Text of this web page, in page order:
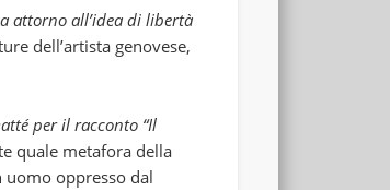
attorno all’idea di libertà
dell’artista genovese,
per il racconto “Il
quale metafora della
uomo oppresso dal